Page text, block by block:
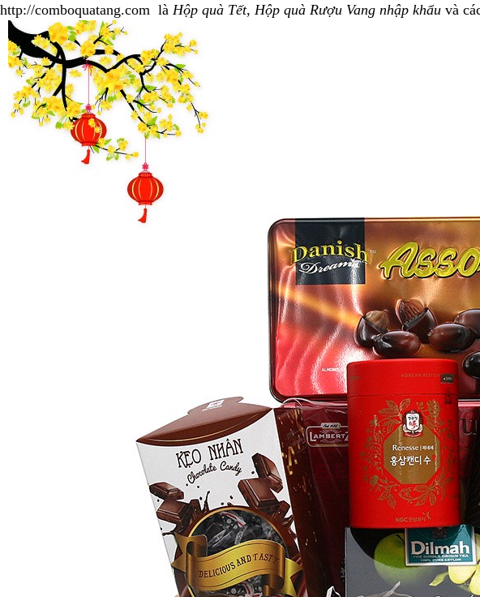
http://comboquatang.com là Hộp quà Tết, Hộp quà Rượu Vang nhập khẩuvà